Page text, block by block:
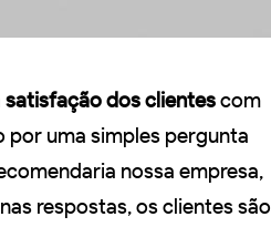
satisfação dos clientescom
por uma simples pergunta
nossa empresa,
respostas, os clientes são